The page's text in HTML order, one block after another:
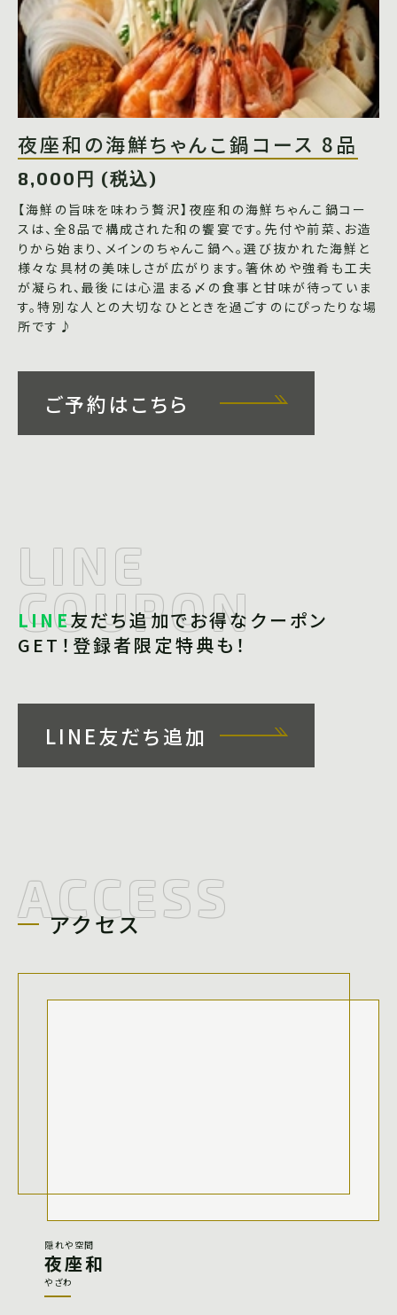
夜座和の海鮮ちゃんこ鍋コース 8品
8,000円 (税込)
【海鮮の旨味を味わう贅沢】夜座和の海鮮ちゃんこ鍋コー
スは、全8品で構成された和の饗宴です。先付や前菜、お造
りから始まり、メインのちゃんこ鍋へ。選び抜かれた海鮮と
様々な具材の美味しさが広がります。箸休めや強肴も工夫
が凝られ、最後には心温まる〆の食事と甘味が待っていま
す。特別な人との大切なひとときを過ごすのにぴったりな場
所です♪
ご予約はこちら
LINE
COUPON
LINE友だち追加でお得なクーポン
GET！ 登録者限定特典も！
LINE友だち追加
ACCESS
アクセス
隠れや空間
夜座和
やざわ